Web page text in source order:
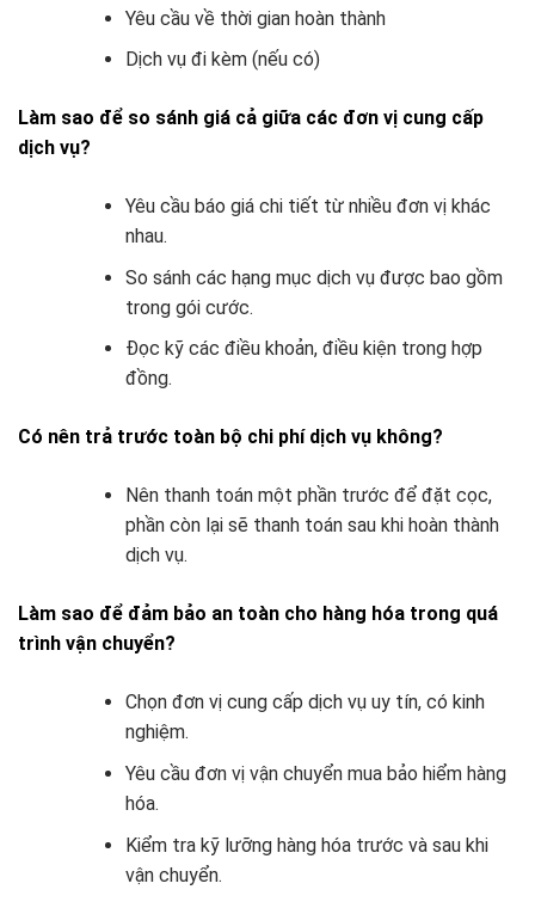
Yêu cầu về thời gian hoàn thành
Dịch vụ đi kèm (nếu có)
Làm sao để so sánh giá cả giữa các đơn vị cung cấp
dịch vụ?
Yêu cầu báo giá chi tiết từ nhiều đơn vị khác
nhau.
So sánh các hạng mục dịch vụ được bao gồm
trong gói cước.
Đọc kỹ các điều khoản, điều kiện trong hợp
đồng.
Có nên trả trước toàn bộ chi phí dịch vụ không?
Nên thanh toán một phần trước để đặt cọc,
phần còn lại sẽ thanh toán sau khi hoàn thành
dịch vụ.
Làm sao để đảm bảo an toàn cho hàng hóa trong quá
trình vận chuyển?
Chọn đơn vị cung cấp dịch vụ uy tín, có kinh
nghiệm.
Yêu cầu đơn vị vận chuyển mua bảo hiểm hàng
hóa.
Kiểm tra kỹ lưỡng hàng hóa trước và sau khi
vận chuyển.